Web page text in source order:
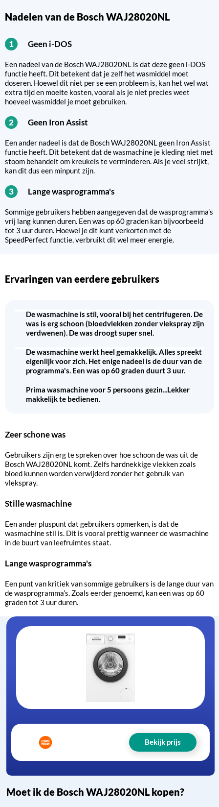
Nadelen van de Bosch WAJ28020NL
1 Geen i-DOS
Een nadeel van de Bosch WAJ28020NL is dat deze geen i-DOS
functie heeft. Dit betekent dat je zelf het wasmiddel moet
doseren. Hoewel dit niet per se een probleem is, kan het wel wat
extra tijd en moeite kosten, vooral als je niet precies weet
hoeveel wasmiddel je moet gebruiken.
2 Geen Iron Assist
Een ander nadeel is dat de Bosch WAJ28020NL geen Iron Assist
functie heeft. Dit betekent dat de wasmachine je kleding niet met
stoom behandelt om kreukels te verminderen. Als je veel strijkt,
kan dit dus een minpunt zijn.
3 Lange wasprogramma's
Sommige gebruikers hebben aangegeven dat de wasprogramma’s
vrij lang kunnen duren. Een was op 60 graden kan bijvoorbeeld
tot 3 uur duren. Hoewel je dit kunt verkorten met de
SpeedPerfect functie, verbruikt dit wel meer energie.
Ervaringen van eerdere gebruikers
De wasmachine is stil, vooral bij het centrifugeren. De
was is erg schoon (bloedvlekken zonder vlekspray zijn
verdwenen). De was droogt super snel.
De wasmachine werkt heel gemakkelijk. Alles spreekt
eigenlijk voor zich. Het enige nadeel is de duur van de
programma's. Een was op 60 graden duurt 3 uur.
Prima wasmachine voor 5 persoons gezin...Lekker
makkelijk te bedienen.
Zeer schone was
Gebruikers zijn erg te spreken over hoe schoon de was uit de
Bosch WAJ28020NL komt. Zelfs hardnekkige vlekken zoals
bloed kunnen worden verwijderd zonder het gebruik van
vlekspray.
Stille wasmachine
Een ander pluspunt dat gebruikers opmerken, is dat de
wasmachine stil is. Dit is vooral prettig wanneer de wasmachine
in de buurt van leefruimtes staat.
Lange wasprogramma's
Een punt van kritiek van sommige gebruikers is de lange duur van
de wasprogramma’s. Zoals eerder genoemd, kan een was op 60
graden tot 3 uur duren.
Moet ik de Bosch WAJ28020NL kopen?
Bekijk prijs